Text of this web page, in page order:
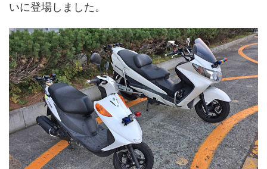
いに登場しました。